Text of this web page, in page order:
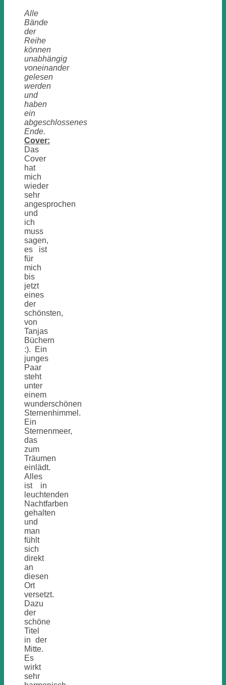
Alle
Bände
der
Reihe
können
unabhängig
voneinander
gelesen
werden
und
haben
ein
abgeschlossenes
Ende.
Cover:
Das
Cover
hat
mich
wieder
sehr
angesprochen
und
ich
muss
sagen,
es ist
für
mich
bis
jetzt
eines
der
schönsten,
von
Tanjas
Büchern
:). Ein
junges
Paar
steht
unter
einem
wunderschönen
Sternenhimmel.
Ein
Sternenmeer,
das
zum
Träumen
einlädt.
Alles
ist in
leuchtenden
Nachtfarben
gehalten
und
man
fühlt
sich
direkt
an
diesen
Ort
versetzt.
Dazu
der
schöne
Titel
in der
Mitte.
Es
wirkt
sehr